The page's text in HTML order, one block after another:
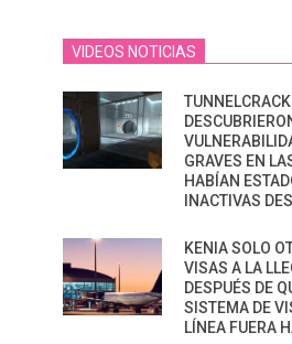
VIDEOS NOTICIAS
GRAVES EN
HABÍAN
INACTIVAS
KENIA SOLO
VISAS A LA
DESPUÉS DE
SISTEMA DE
LÍNEA FUERA